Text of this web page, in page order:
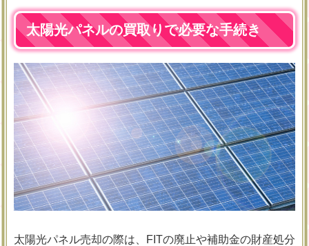
太陽光パネルの買取りで必要な手続き
太陽光パネル売却の際は、FITの廃止や補助金の財産処分